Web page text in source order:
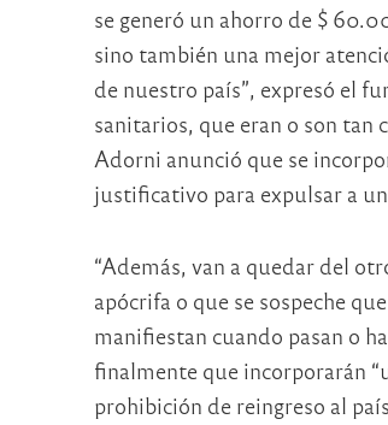
se generó un ahorro de $
sino también una mejor
de nuestro país”, expresó el
sanitarios, que eran o son tan
Adorni anunció que se
justificativo para expulsar a
“Además, van a quedar del
apócrifa o que se sospeche
manifiestan cuando pasan o
finalmente que incorporarán
prohibición de reingreso al